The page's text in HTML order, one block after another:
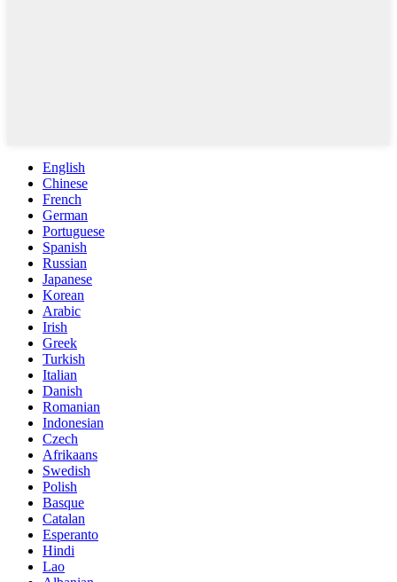
English
Chinese
French
German
Portuguese
Spanish
Russian
Japanese
Korean
Arabic
Irish
Greek
Turkish
Italian
Danish
Romanian
Indonesian
Czech
Afrikaans
Swedish
Polish
Basque
Catalan
Esperanto
Hindi
Lao